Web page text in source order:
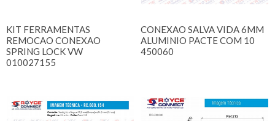
KIT FERRAMENTAS
REMOCAO CONEXAO
SPRING LOCK VW
010027155
CONEXAO SALVA VIDA 6MM
ALUMINIO PACTE COM 10
450060